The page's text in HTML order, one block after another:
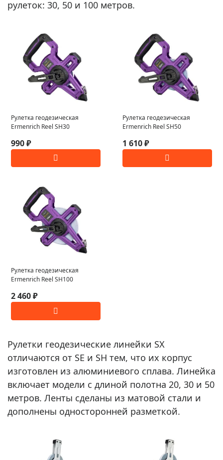
рулеток: 30, 50 и 100 метров.
Рулетка геодезическая
Ermenrich Reel SH30
990 ₽
Рулетка геодезическая
Ermenrich Reel SH50
1 610 ₽
Рулетка геодезическая
Ermenrich Reel SH100
2 460 ₽
Рулетки геодезические линейки SX
отличаются от SE и SH тем, что их корпус
изготовлен из алюминиевого сплава. Линейка
включает модели с длиной полотна 20, 30 и 50
метров. Ленты сделаны из матовой стали и
дополнены односторонней разметкой.